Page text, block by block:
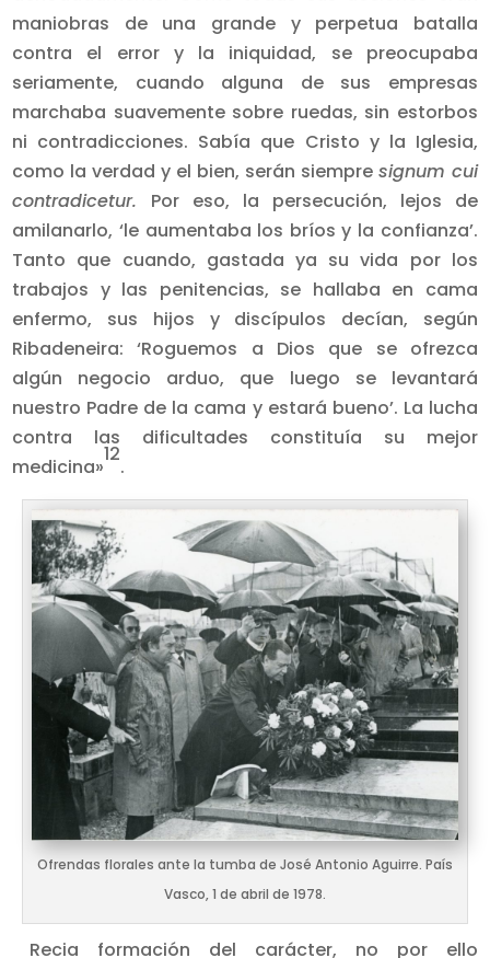
maniobras de una grande y perpetua batalla
contra el error y la iniquidad, se preocupaba
seriamente, cuando alguna de sus empresas
marchaba suavemente sobre ruedas, sin estorbos
ni contradicciones. Sabía que Cristo y la Iglesia,
como la verdad y el bien, serán siempre signum cui
contradicetur. Por eso, la persecución, lejos de
amilanarlo, ‘le aumentaba los bríos y la confianza’.
Tanto que cuando, gastada ya su vida por los
trabajos y las penitencias, se hallaba en cama
enfermo, sus hijos y discípulos decían, según
Ribadeneira: ‘Roguemos a Dios que se ofrezca
algún negocio arduo, que luego se levantará
nuestro Padre de la cama y estará bueno’. La lucha
contra las dificultades constituía su mejor
medicina»
12
.
Ofrendas florales ante la tumba de José Antonio Aguirre. País
Vasco, 1 de abril de 1978.
Recia formación del carácter, no por ello